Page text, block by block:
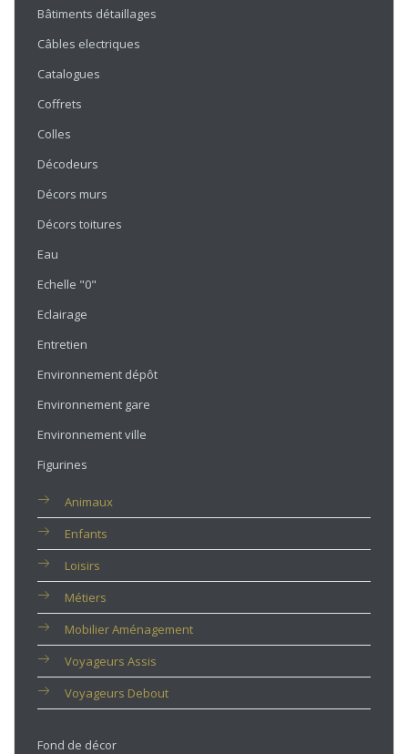
Bâtiments détaillages
Câbles electriques
Catalogues
Coffrets
Colles
Décodeurs
Décors murs
Décors toitures
Eau
Echelle "0"
Eclairage
Entretien
Environnement dépôt
Environnement gare
Environnement ville
Figurines
Animaux
Enfants
Loisirs
Métiers
Mobilier Aménagement
Voyageurs Assis
Voyageurs Debout
Fond de décor